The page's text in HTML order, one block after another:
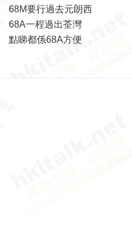
68M要行過去元朗西
68A一程過出荃灣
點睇都係68A方便